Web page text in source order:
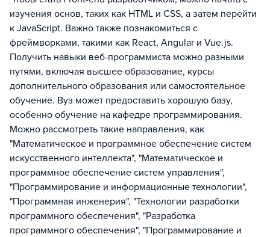
изучения основ, таких как HTML и CSS, а затем перейти
к JavaScript. Важно также познакомиться с
фреймворками, такими как React, Angular и Vue.js.
Получить навыки веб-программиста можно разными
путями, включая высшее образование, курсы
дополнительного образования или самостоятельное
обучение. Вуз может предоставить хорошую базу,
особенно обучение на кафедре программирования.
Можно рассмотреть такие направления, как
"Математическое и программное обеспечение систем
искусственного интеллекта", "Математическое и
программное обеспечение систем управления",
"Программирование и информационные технологии",
"Программная инженерия", "Технологии разработки
программного обеспечения", "Разработка
программного обеспечения", "Программирование и